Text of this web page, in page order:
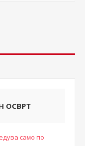
ОСВРТ
само по